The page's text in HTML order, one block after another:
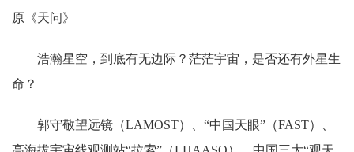
原《天问》
浩瀚星空，到底有无边际？茫茫宇宙，是否还有外星生
命？
郭守敬望远镜（LAMOST）、“中国天眼”（FAST）、